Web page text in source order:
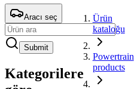
Aracı seç
Submit
Kategorilere
Ürün
kataloğu
Powertrain
products